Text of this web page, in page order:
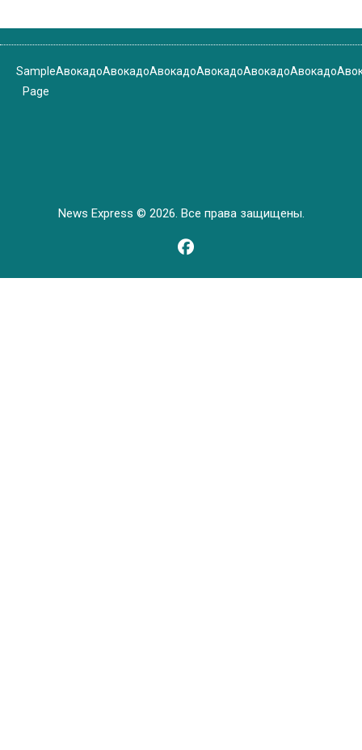
Sample
Page
АвокадоАвокадоАвокадоАвокадоАвокадоАвокадо
News Express © 2026. Все права защищены.